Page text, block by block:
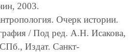
2003.
Очерк истории.
/ Под ред. А.Н. Исакова,
Издат. Санкт-